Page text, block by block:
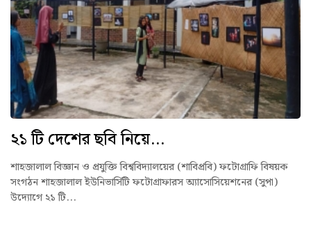
২১ টি দেশের ছবি নিয়ে...
শাহজালাল বিজ্ঞান ও প্রযুক্তি বিশ্ববিদ্যালয়ের (শাবিপ্রবি) ফটোগ্রাফি বিষয়ক
সংগঠন শাহজালাল ইউনিভার্সিটি ফটোগ্রাফারস অ্যাসোসিয়েশনের (সুপা)
উদ্যোগে ২১ টি...